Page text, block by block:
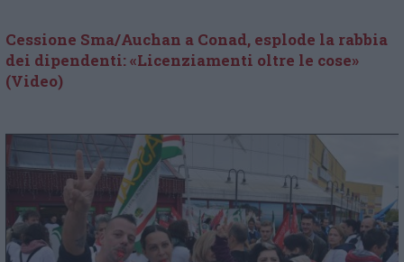
Cessione Sma/Auchan a Conad, esplode la rabbia
dei dipendenti: «Licenziamenti oltre le cose»
(Video)